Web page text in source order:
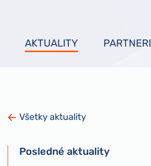
AKTUALITY PARTNERI
Všetky aktuality
Posledné aktuality